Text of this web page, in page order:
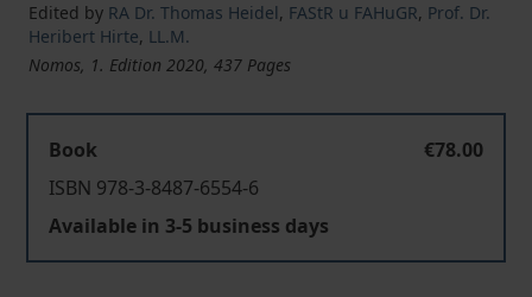
Edited by RA Dr. Thomas Heidel, FAStR u FAHuGR, Prof. Dr.
Heribert Hirte, LL.M.
Nomos, 1. Edition 2020, 437 Pages
Book
€78.00
ISBN 978-3-8487-6554-6
Available in 3-5 business days